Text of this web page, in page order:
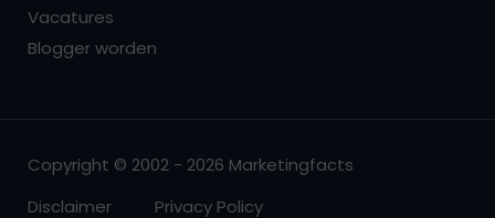
Vacatures
Blogger worden
Copyright © 2002 - 2026 Marketingfacts
Disclaimer
Privacy Policy